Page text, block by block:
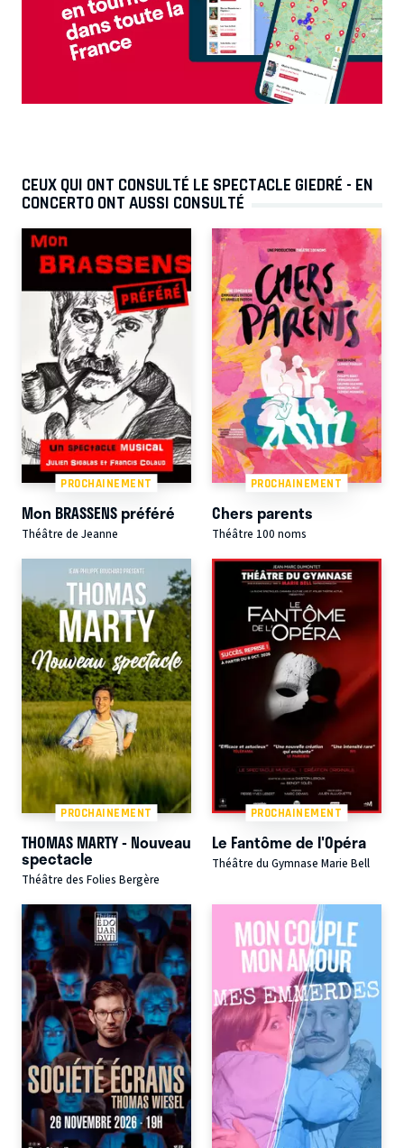
CEUX QUI ONT CONSULTÉ LE SPECTACLE GIEDRÉ - EN
CONCERTO ONT AUSSI CONSULTÉ
PROCHAINEMENT
Mon BRASSENS préféré
Théâtre de Jeanne
PROCHAINEMENT
Chers parents
Théâtre 100 noms
PROCHAINEMENT
THOMAS MARTY - Nouveau
spectacle
Théâtre des Folies Bergère
PROCHAINEMENT
Le Fantôme de l'Opéra
Théâtre du Gymnase Marie Bell